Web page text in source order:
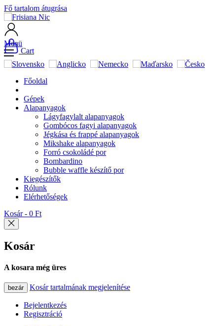
Fő tartalom átugrása
Cart
Menü
Főoldal
Gépek
Alapanyagok
Lágyfagylalt alapanyagok
Gombócos fagyi alapanyagok
Jégkása és frappé alapanyagok
Mikshake alapanyagok
Forró csokoládé por
Bombardino
Bubble waffle készítő por
Kiegészítők
Rólunk
Elérhetőségek
Kosár - 0 Ft
Kosár
A kosara még üres
bezár Kosár tartalmának megjelenítése
Bejelentkezés
Regisztráció